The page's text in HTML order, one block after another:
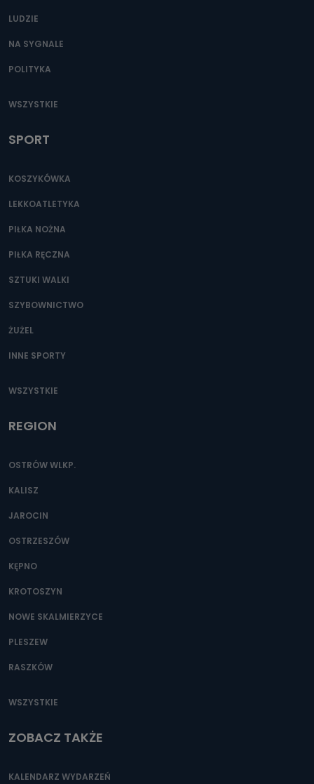
LUDZIE
NA SYGNALE
POLITYKA
WSZYSTKIE
SPORT
KOSZYKÓWKA
LEKKOATLETYKA
PIŁKA NOŻNA
PIŁKA RĘCZNA
SZTUKI WALKI
SZYBOWNICTWO
ŻUŻEL
INNE SPORTY
WSZYSTKIE
REGION
OSTRÓW WLKP.
KALISZ
JAROCIN
OSTRZESZÓW
KĘPNO
KROTOSZYN
NOWE SKALMIERZYCE
PLESZEW
RASZKÓW
WSZYSTKIE
ZOBACZ TAKŻE
KALENDARZ WYDARZEŃ